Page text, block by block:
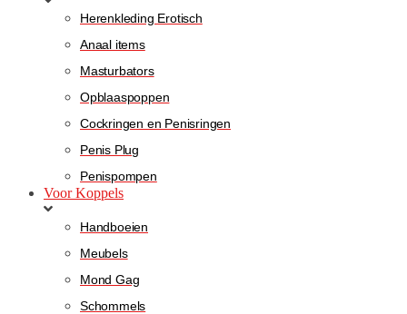
Herenkleding Erotisch
Anaal items
Masturbators
Opblaaspoppen
Cockringen en Penisringen
Penis Plug
Penispompen
Voor Koppels
Handboeien
Meubels
Mond Gag
Schommels